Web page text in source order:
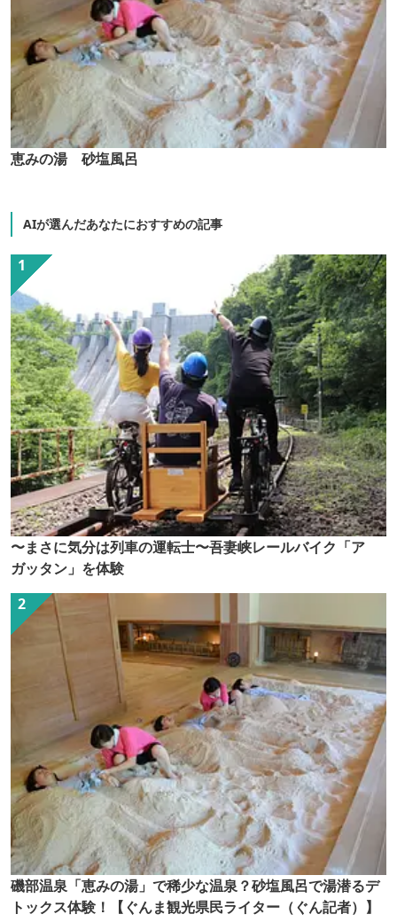
恵みの湯 砂塩風呂
AIが選んだあなたにおすすめの記事
〜まさに気分は列車の運転士〜吾妻峡レールバイク「ア
ガッタン」を体験
磯部温泉「恵みの湯」で稀少な温泉？砂塩風呂で湯潜るデ
トックス体験！【ぐんま観光県民ライター（ぐん記者）】